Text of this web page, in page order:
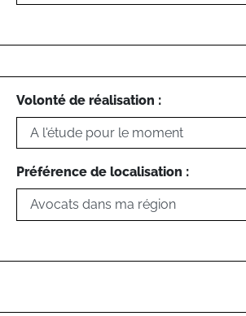
Volonté de réalisation :
Préférence de localisation :